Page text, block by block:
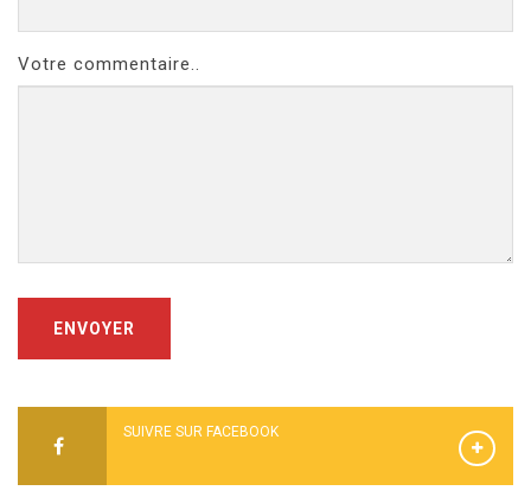
Votre commentaire..
ENVOYER
SUIVRE SUR FACEBOOK